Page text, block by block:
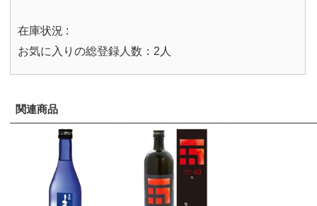
在庫状況 :
お気に入りの総登録人数：2人
関連商品